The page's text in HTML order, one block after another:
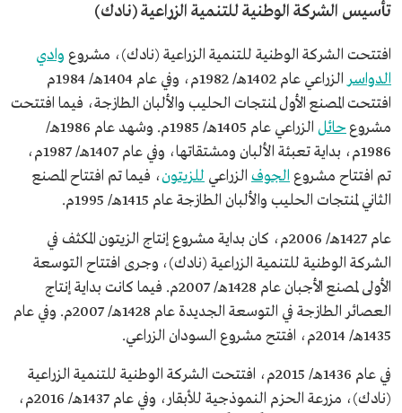
تأسيس الشركة الوطنية للتنمية الزراعية (نادك)
افتتحت الشركة الوطنية للتنمية الزراعية (نادك)، مشروع وادي
الدواسر
الزراعي عام 1402هـ/ 1982م، وفي عام 1404هـ/ 1984م
افتتحت المصنع الأول لمنتجات الحليب والألبان الطازجة، فيما افتتحت
مشروع حائل
الزراعي عام 1405هـ/ 1985م. وشهد عام 1986هـ/
1986م، بداية تعبئة الألبان ومشتقاتها، وفي عام 1407هـ/ 1987م،
تم افتتاح مشروع الجوف الزراعي للزيتون، فيما تم افتتاح المصنع
الثاني لمنتجات الحليب والألبان الطازجة عام 1415هـ/ 1995م.
عام 1427هـ/ 2006م، كان بداية مشروع إنتاج الزيتون المكثف في
الشركة الوطنية للتنمية الزراعية (نادك)، وجرى افتتاح التوسعة
الأولى لمصنع الأجبان عام 1428هـ/ 2007م. فيما كانت بداية إنتاج
العصائر الطازجة في التوسعة الجديدة عام 1428هـ/ 2007م. وفي عام
1435هـ/ 2014م، افتتح مشروع السودان الزراعي.
في عام 1436هـ/ 2015م، افتتحت الشركة الوطنية للتنمية الزراعية
(نادك)، مزرعة الحزم النموذجية للأبقار، وفي عام 1437هـ/ 2016م،